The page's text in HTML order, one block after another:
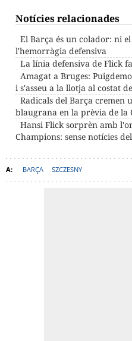
Notícies relacionades
El Barça és un colador: ni
l'hemorràgia defensiva
La línia defensiva de Flick
Amagat a Bruges:
i s'asseu a la llotja al costat
Radicals del Barça cremen
blaugrana en la prèvia de la
Hansi Flick sorprèn amb
Champions: sense notícies
BARÇA SZCZESNY